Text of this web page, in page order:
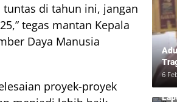
tuntas di tahun ini, jangan
tegas mantan Kepala
Daya Manusia
proyek-proyek
6